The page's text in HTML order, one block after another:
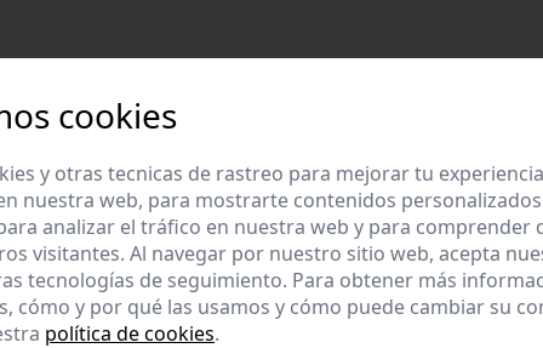
garantizada
con esmero la calidad de
productos.
Diseños
Diseños originales y
te gusta.
cookies
y otras tecnicas de rastreo para mejorar tu
nuestra web, para mostrarte contenidos
analizar el tráfico en nuestra web y para comprender
visitantes. Al navegar por nuestro sitio web, acepta
tecnologías de seguimiento. Para obtener más
cómo y por qué las usamos y cómo puede cambiar su
política de cookies.